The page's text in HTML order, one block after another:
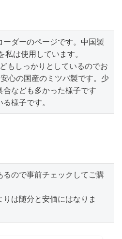
ダーのページです。中国製
は使用しています。
しっかりとしているのでお
心の国産のミツバ製です。少
合なども多かった様子です
様子です。
るので事前チェックしてご購
は随分と安価にはなりま